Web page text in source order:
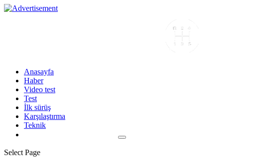
Anasayfa
Haber
Video test
Test
İlk sürüş
Karşılaştırma
Teknik
Select Page